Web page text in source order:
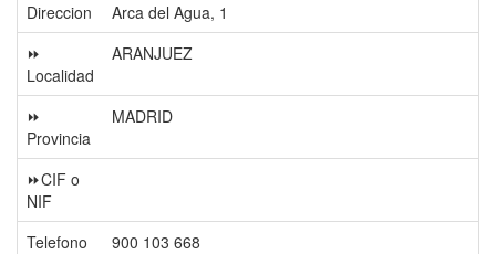
Direccion
Arca del Agua, 1
⏩
Localidad
ARANJUEZ
⏩
Provincia
MADRID
⏩CIF o
NIF
Telefono
900 103 668